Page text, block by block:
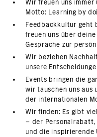
Wir freuen uns immer
Motto: Learning by
Feedbackkultur geht
freuen uns über
Gespräche zur
Wir beziehen
unsere
Events bringen die
wir tauschen uns aus
der internationalen
Wir finden: Es gibt
– der Personalrabatt,
und die inspirierende